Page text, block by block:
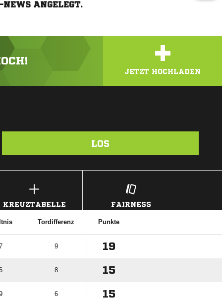
ANGELEGT.
+
JETZT HOCHLADEN
LOS
KREUZTABELLE FAIRNESS
Tordifferenz Punkte
9 19
8 15
6 15